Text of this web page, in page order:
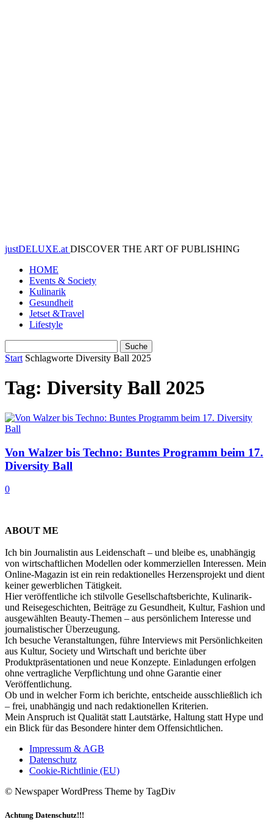
justDELUXE.at DISCOVER THE ART OF PUBLISHING
HOME
Events & Society
Kulinarik
Gesundheit
Jetset &Travel
Lifestyle
Start Schlagworte Diversity Ball 2025
Tag: Diversity Ball 2025
Von Walzer bis Techno: Buntes Programm beim 17.
Diversity Ball
0
ABOUT ME
Ich bin Journalistin aus Leidenschaft – und bleibe es, unabhängig
von wirtschaftlichen Modellen oder kommerziellen Interessen. Mein
Online-Magazin ist ein rein redaktionelles Herzensprojekt und dient
keiner gewerblichen Tätigkeit.
Hier veröffentliche ich stilvolle Gesellschaftsberichte, Kulinarik-
und Reisegeschichten, Beiträge zu Gesundheit, Kultur, Fashion und
ausgewählten Beauty-Themen – aus persönlichem Interesse und
journalistischer Überzeugung.
Ich besuche Veranstaltungen, führe Interviews mit Persönlichkeiten
aus Kultur, Society und Wirtschaft und berichte über
Produktpräsentationen und neue Konzepte. Einladungen erfolgen
ohne vertragliche Verpflichtung und ohne Garantie einer
Veröffentlichung.
Ob und in welcher Form ich berichte, entscheide ausschließlich ich
– frei, unabhängig und nach redaktionellen Kriterien.
Mein Anspruch ist Qualität statt Lautstärke, Haltung statt Hype und
ein Blick für das Besondere hinter dem Offensichtlichen.
Impressum & AGB
Datenschutz
Cookie-Richtlinie (EU)
© Newspaper WordPress Theme by TagDiv
Achtung Datenschutz!!!